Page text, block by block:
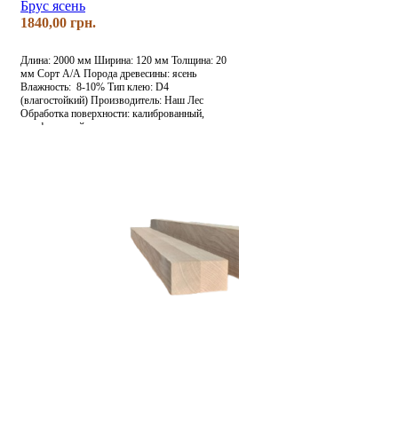
Брус ясень
грн.
Длина: 2000 мм Ширина: 120 мм Толщина: 20
мм Сорт А/А Порода древесины: ясень
Влажность: 8-10% Тип клею: D4
(влагостойкий) Производитель: Наш Лес
Обработка поверхности: калиброванный,
шлифованный